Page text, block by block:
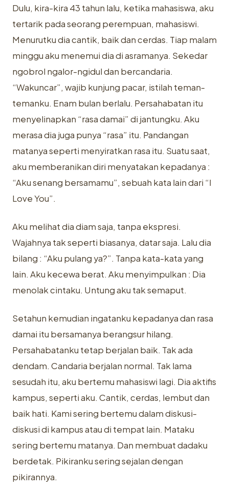
Dulu, kira-kira 43 tahun lalu, ketika mahasiswa, aku
tertarik pada seorang perempuan, mahasiswi.
Menurutku dia cantik, baik dan cerdas. Tiap malam
minggu aku menemui dia di asramanya. Sekedar
ngobrol ngalor-ngidul dan bercandaria.
“Wakuncar”, wajib kunjung pacar, istilah teman-
temanku. Enam bulan berlalu. Persahabatan itu
menyelinapkan “rasa damai” di jantungku. Aku
merasa dia juga punya “rasa” itu. Pandangan
matanya seperti menyiratkan rasa itu. Suatu saat,
aku memberanikan diri menyatakan kepadanya :
“Aku senang bersamamu”, sebuah kata lain dari “I
Love You”.
Aku melihat dia diam saja, tanpa ekspresi.
Wajahnya tak seperti biasanya, datar saja. Lalu dia
bilang : “Aku pulang ya?”. Tanpa kata-kata yang
lain. Aku kecewa berat. Aku menyimpulkan : Dia
menolak cintaku. Untung aku tak semaput.
Setahun kemudian ingatanku kepadanya dan rasa
damai itu bersamanya berangsur hilang.
Persahabatanku tetap berjalan baik. Tak ada
dendam. Candaria berjalan normal. Tak lama
sesudah itu, aku bertemu mahasiswi lagi. Dia aktifis
kampus, seperti aku. Cantik, cerdas, lembut dan
baik hati. Kami sering bertemu dalam diskusi-
diskusi di kampus atau di tempat lain. Mataku
sering bertemu matanya. Dan membuat dadaku
berdetak. Pikiranku sering sejalan dengan
pikirannya.